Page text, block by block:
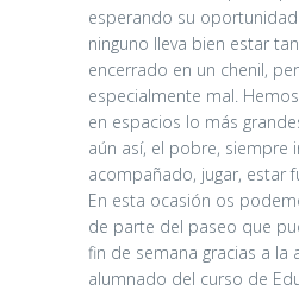
esperando su oportunidad
ninguno lleva bien estar
encerrado en un chenil,
especialmente mal.
en espacios lo más
aún así, el pobre, siempre
acompañado, jugar, estar
En esta ocasión os
de parte del paseo que
fin de semana gracias a la
alumnado del curso de